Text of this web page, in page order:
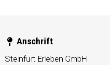
Anschrift
Steinfurt Erleben GmbH